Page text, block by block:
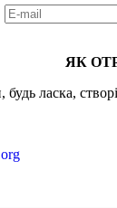
ЯК
ласка,